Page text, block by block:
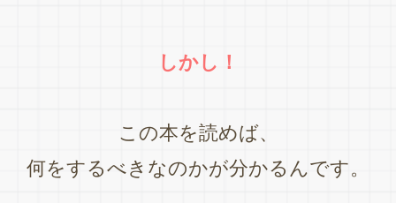
しかし！
この本を読めば、
何をするべきなのかが分かるんです。